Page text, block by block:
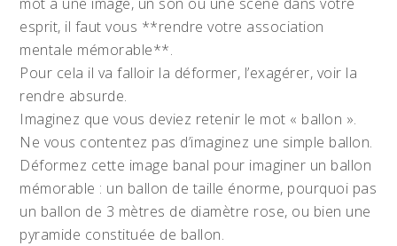
esprit, il faut vous **rendre votre association
mentale mémorable**.
Pour cela il va falloir la déformer, l’exagérer, voir la
rendre absurde.
Imaginez que vous deviez retenir le mot « ballon ».
Ne vous contentez pas d’imaginez une simple ballon.
Déformez cette image banal pour imaginer un ballon
mémorable : un ballon de taille énorme, pourquoi pas
un ballon de 3 mètres de diamètre rose, ou bien une
pyramide constituée de ballon.